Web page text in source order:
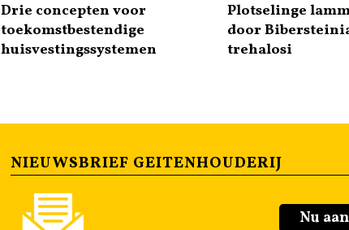
Drie concepten voor
toekomstbestendige
huisvestingssystemen
Plotselinge
door
trehalosi
NIEUWSBRIEF GEITENHOUDERIJ
Nu